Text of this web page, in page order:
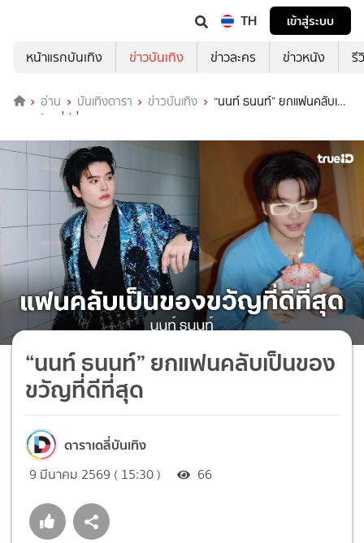
TH
เข้าสู่ระบบ
หน้าแรกบันเทิง
ข่าวบันเทิง ข่าวละคร ข่าวหนัง รี
อ่าน บันเทิงดารา ข่าวบันเทิง
“นนท์ ธนนท์” ยกแฟนคลับเป็น
ของขวัญที่ดีที่สุด
“นนท์ ธนนท์” ยกแฟนคลับเป็นของ
ขวัญที่ดีที่สุด
ดาราเดลี่บันเทิง
9 มีนาคม 2569 ( 15:30 ) 66